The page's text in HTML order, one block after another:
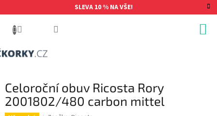
na
SLEVA 10 % NA VŠE!
Celoroční obuv Ricosta Rory
2001802/480 carbon mittel